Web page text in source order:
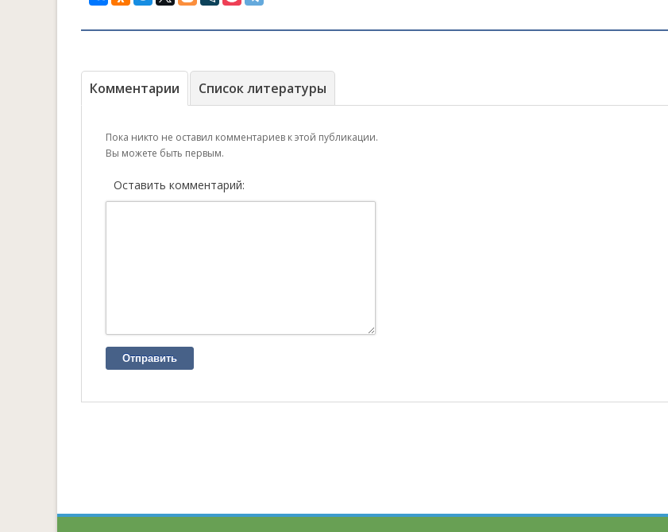
Комментарии Список литературы
Пока никто не оставил комментариев к этой публикации.
Вы можете быть первым.
Оставить комментарий:
Отправить